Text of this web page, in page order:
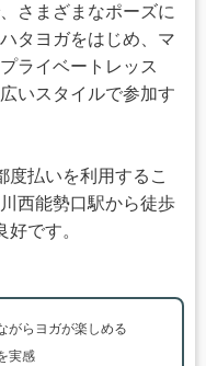
さまざまなポーズに
タヨガをはじめ、マ
ライベートレッス
いスタイルで参加す
度払いを利用するこ
西能勢口駅から徒歩
です。
がらヨガが楽しめる
実感